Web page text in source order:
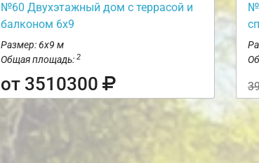
№60 Двухэтажный дом с террасой и
балконом 6х9
Размер: 6х9 м
Общая площадь: 2
от 3510300